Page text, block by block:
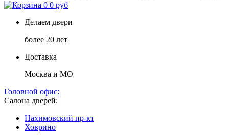
0 0 руб
Делаем двери
более 20 лет
Доставка
Москва и МО
Головной офис:
Салона дверей:
Нахимовский пр-кт
Ховрино